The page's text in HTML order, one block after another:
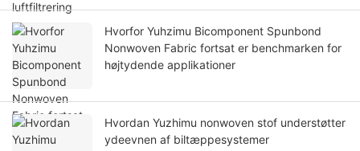
Hvorfor Yuhzimu Bicomponent Spunbond
Nonwoven Fabric fortsat er benchmarken for
højtydende applikationer
Hvordan Yuzhimu nonwoven stof understøtter
ydeevnen af ​​​​biltæppesystemer